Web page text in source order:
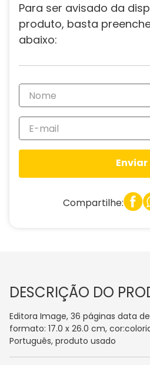
Para ser avisado da
produto, basta
abaixo:
Enviar
Compartilhe:
DESCRIÇÃO DO
Editora Image, 36 páginas data
formato: 17.0 x 26.0 cm,
Português, produto usado